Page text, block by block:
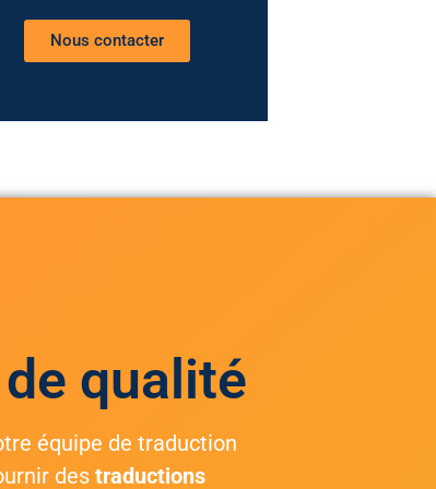
Nous contacter
qualité
équipe de traduction
des traductions